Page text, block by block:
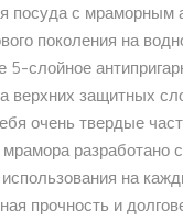
посуда с мраморным
поколения на
5-слойное
верхних защитных
очень твердые
мрамора разработано
использования на
прочность и